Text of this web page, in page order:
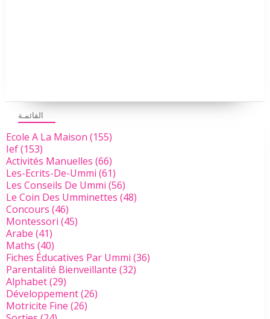
القائمـة
Ecole A La Maison (155)
Ief(153)
Activités Manuelles (66)
Les-Ecrits-De-Ummi (61)
Les Conseils De Ummi (56)
Le Coin Des Umminettes (48)
Concours (46)
Montessori (45)
Arabe (41)
Maths (40)
Fiches Éducatives Par Ummi (36)
Parentalité Bienveillante (32)
Alphabet(29)
Développement(26)
Motricite Fine (26)